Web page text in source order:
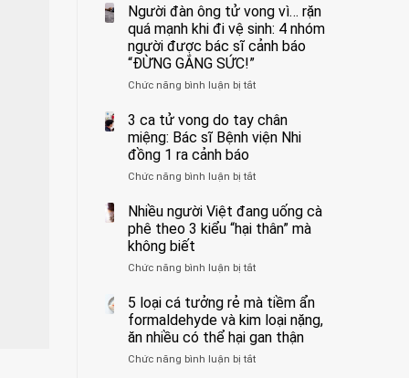
trai
11
tuổi
phải
bỏ
hoàn
vì
bỏ
cảm
này
suốt
bác
“Xoắn
900
độ,
không
kịp
Người đàn ông tử vong vì… rặn
quá mạnh khi đi vệ sinh: 4 nhóm
người được bác sĩ cảnh báo
“ĐỪNG GẮNG SỨC!”
Chức năng bình luận bị tắtở
đàn
ông
vì…
quá
mạnh
vệ
4
nhóm
người
được
bác
3 ca tử vong do tay chân
miệng: Bác sĩ Bệnh viện Nhi
đồng 1 ra cảnh báo
Chức năng bình luận bị tắtở
ca
tử
tay
miệng:
Bác
Bệnh
viện
Nhiều người Việt đang uống cà
phê theo 3 kiểu “hại thân” mà
không biết
Chức năng bình luận bị tắtở
người
Việt
đang
uống
cà
5 loại cá tưởng rẻ mà tiềm ẩn
formaldehyde và kim loại nặng,
ăn nhiều có thể hại gan thận
Chức năng bình luận bị tắtở